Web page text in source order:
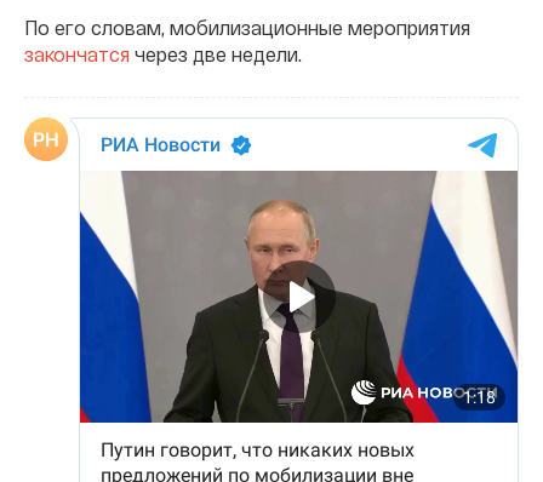
По его словам, мобилизационные мероприятия
закончатся через две недели.